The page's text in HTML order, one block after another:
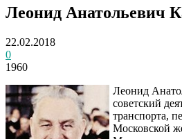
Леонид Анатольевич
22.02.2018
0
1960
Леонид
советский
транспорта,
Московской